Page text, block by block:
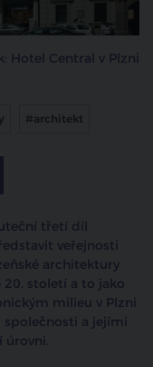
Hotel Central v Plzni
#architekt
třetí díl
veřejnosti
architektury
století a to jako
milieu v Plzni
a jejími
úrovni.